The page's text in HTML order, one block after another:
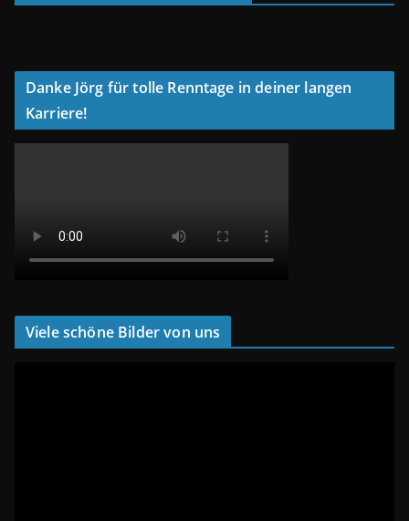
Danke Jörg für tolle Renntage in deiner langen
Karriere!
Viele schöne Bilder von uns